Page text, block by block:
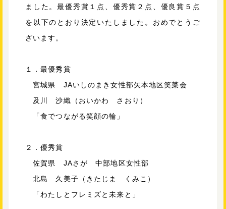
ました。最優秀賞１点、優秀賞２点、優良賞５点
を以下のとおり決定いたしました。おめでとうご
ざいます。
１．最優秀賞
宮城県 JAいしのまき女性部矢本地区笑菜会
及川 沙織（おいかわ さおり）
「食でつながる笑顔の輪」
２．優秀賞
佐賀県 JAさが 中部地区女性部
北島 久美子（きたじま くみこ）
「わたしとフレミズと未来と」